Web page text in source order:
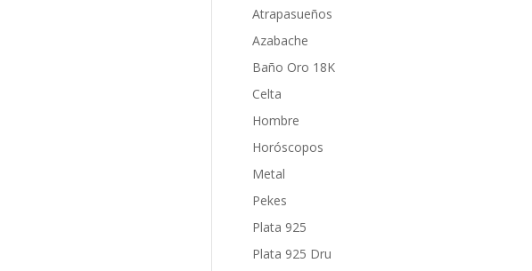
Atrapasueños
Azabache
Baño Oro 18K
Celta
Hombre
Horóscopos
Metal
Pekes
Plata 925
Plata 925 Dru